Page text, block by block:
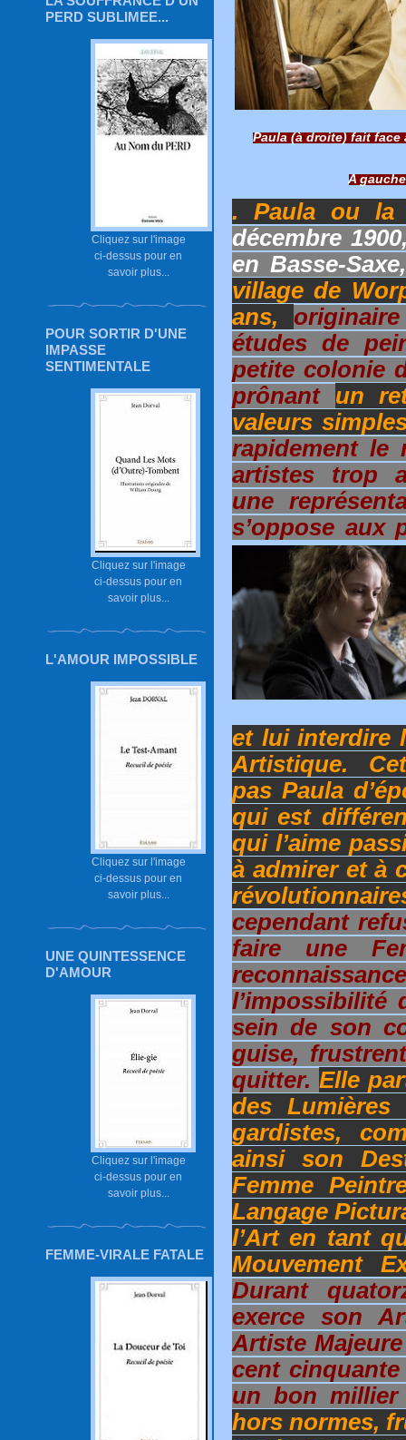
PERD SUBLIMEE...
Cliquez sur l'image
ci-dessus pour en
savoir plus...
POUR SORTIR D'UNE
IMPASSE
SENTIMENTALE
Cliquez sur l'image
ci-dessus pour en
savoir plus...
L'AMOUR IMPOSSIBLE
Cliquez sur l'image
ci-dessus pour en
savoir plus...
UNE QUINTESSENCE
D'AMOUR
Cliquez sur l'image
ci-dessus pour en
savoir plus...
FEMME-VIRALE FATALE
Paula (à droite) fait
A
. Paula ou la
décembre
en Basse-
village de
ans,
études de
petite colonie
prônant un
valeurs
rapidement le
artistes trop
une
s’oppose aux
et lui interdire
Artistique.
pas Paula
qui est
qui l’aime
à admirer et à
cependant
faire une
sein de son
guise,
quitter. Elle
des Lumières
gardistes,
ainsi son
Femme
Langage
l’Art en tant
Mouvement
Durant
exerce son
Artiste
cent
un bon
hors normes,